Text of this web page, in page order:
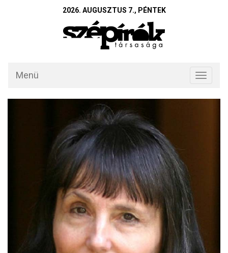
2026. AUGUSZTUS 7., PÉNTEK
Toggle
Menü